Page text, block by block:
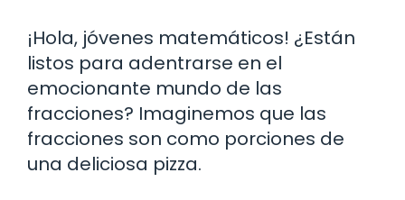
¡Hola, jóvenes matemáticos! ¿Están
listos para adentrarse en el
emocionante mundo de las
fracciones? Imaginemos que las
fracciones son como porciones de
una deliciosa pizza.